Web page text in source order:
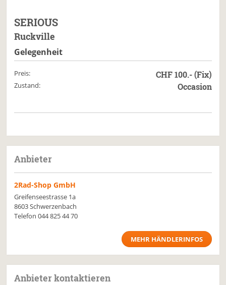
SERIOUS
Ruckville
Gelegenheit
Preis: CHF 100.- (Fix)
Zustand: Occasion
Anbieter
2Rad-Shop GmbH
Greifenseestrasse 1a
8603 Schwerzenbach
Telefon044 825 44 70
MEHR HÄNDLERINFOS
Anbieter kontaktieren